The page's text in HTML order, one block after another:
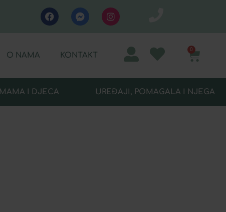
O NAMA KONTAKT
0
MAMA I DJECA UREĐAJI, POMAGALA I NJEGA